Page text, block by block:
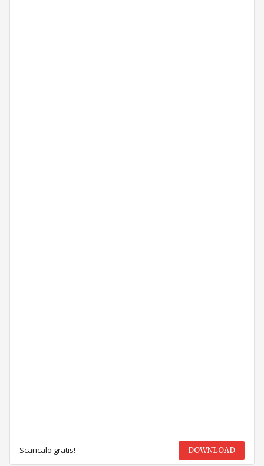
Scaricalo gratis! DOWNLOAD